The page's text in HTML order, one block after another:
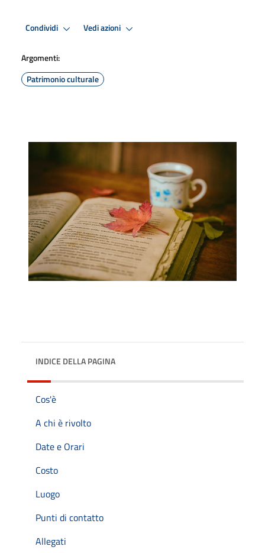
Condividi Vedi azioni
Argomenti:
Patrimonio culturale
INDICE DELLA PAGINA
Cos'è
A chi è rivolto
Date e Orari
Costo
Luogo
Punti di contatto
Allegati